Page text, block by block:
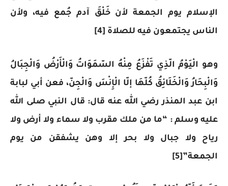
الإسلام يوم الجمعة لأن خَلْقَ آدم جُمع فيه، ولأن
الناس يجتمعون فيه للصلاة [4]
وهو الْيَوْمُ الّذِي تَفْزَعُ مِنْهُ السّمَوَاتُ وَالْأَرْضُ وَالْجِبَالُ
وَالْبِحَارُ وَالْخَلَائِقُ كُلّهَا إلّا الْإِنْسَ وَالْجِنّ، فعن أبي لبابة
ابن عبد المنذر رضي الله عنه قال: قال النبي صلى الله
عليه وسلم : “ما من ملك مقرب ولا سماء ولا أرض ولا
رياح ولا جبال ولا بحر إلا وهن يشفقن من يوم
الجمعة”[5]